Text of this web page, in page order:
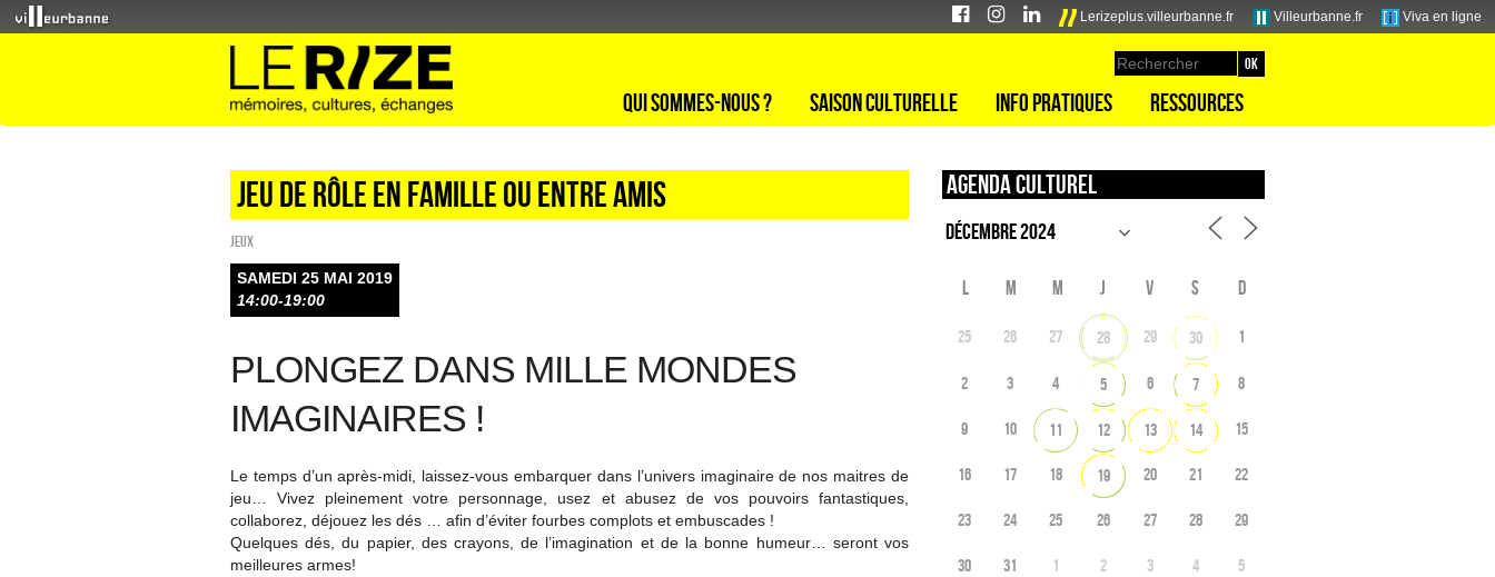
Lerizeplus.villeurbanne.fr Villeurbanne.fr Viva en ligne
Qui sommes-nous ? Saison culturelle Info pratiques Ressources
Jeu de rôle en famille ou entre amis
Jeux
SAMEDI 25 MAI 2019
14:00-19:00
PLONGEZ DANS MILLE MONDES
IMAGINAIRES !
Le temps d’un après-midi, laissez-vous embarquer dans l’univers imaginaire de nos maitres de
jeu… Vivez pleinement votre personnage, usez et abusez de vos pouvoirs fantastiques,
collaborez, déjouez les dés … afin d’éviter fourbes complots et embuscades !
Quelques dés, du papier, des crayons, de l’imagination et de la bonne humeur… seront vos
meilleures armes!
Agenda culturel
L M M J V S D
25 26 27 28 29 30 1
2 3 4 5 6 7 8
9 10 11 12 13 14 15
16 17 18 19 20 21 22
23 24 25 26 27 28 29
30 31 1 2 3 4 5